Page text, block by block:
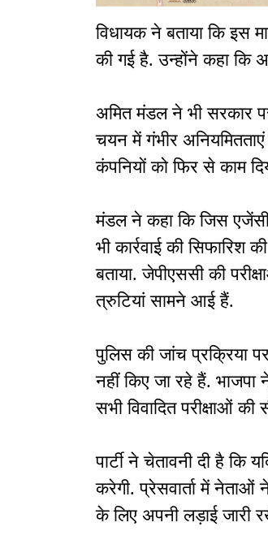
विधायक ने बताया कि इस
की गई है. उन्होंने कहा कि
अमित मंडल ने भी सरकार
चयन में गंभीर
कंपनियों को फिर से काम
मंडल ने कहा कि जिस एजेंसी
भी कार्रवाई की
बताया. जेपीएससी की
त्रुटियां सामने आई हैं.
पुलिस की जांच प्रक्रिया
नहीं किए जा रहे हैं. भाजपा
सभी विवादित परीक्षाओं
पार्टी ने चेतावनी दी है
करेगी. प्रेसवार्ता में नेताओं
के लिए अपनी लड़ाई जारी